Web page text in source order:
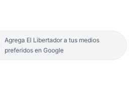
Agrega El Libertador a tus medios
preferidos en Google